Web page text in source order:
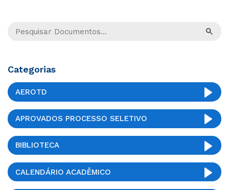
Categorias
AEROTD
APROVADOS PROCESSO SELETIVO
BIBLIOTECA
CALENDÁRIO ACADÊMICO